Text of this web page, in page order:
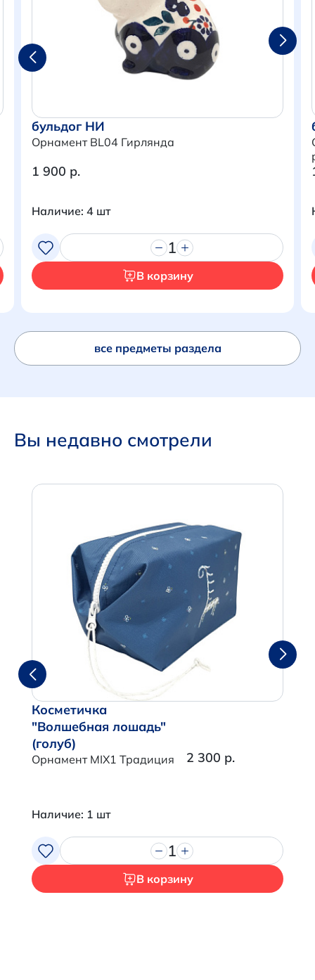
Продолжить покупки
Перейти в корзину
бульдог НИ
Орнамент BL04 Гирлянда
1 900 р.
Наличие: 4 шт
1
В корзину
все предметы раздела
Вы недавно смотрели
Косметичка
"Волшебная лошадь"
(голуб)
Орнамент MIX1 Традиция 2 300 р.
Наличие: 1 шт
1
В корзину